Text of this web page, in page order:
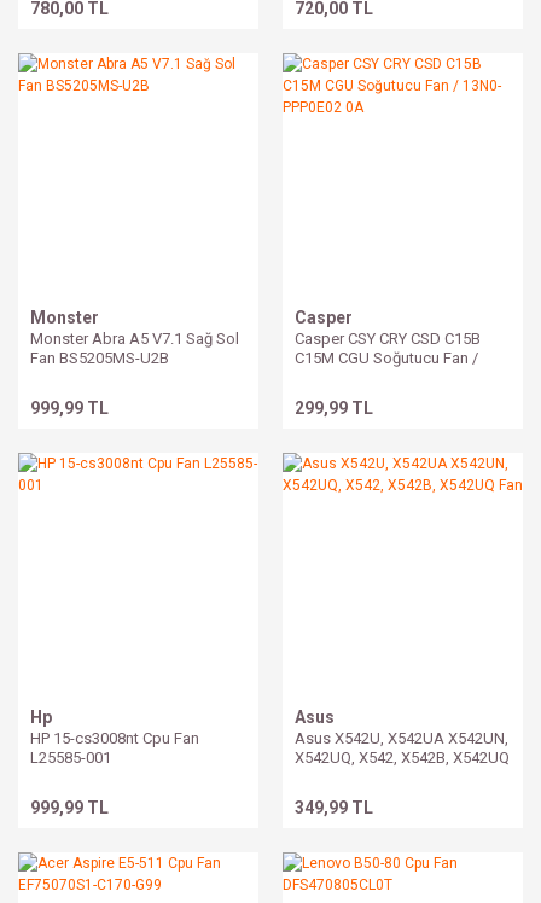
780,00 TL 720,00 TL
Monster
Monster Abra A5 V7.1 Sağ Sol
Fan BS5205MS-U2B
999,99 TL
Casper
Casper CSY CRY CSD C15B
C15M CGU Soğutucu Fan /
299,99 TL
Hp
HP 15-cs3008nt Cpu Fan
L25585-001
999,99 TL
Asus
Asus X542U, X542UA X542UN,
X542UQ, X542, X542B, X542UQ
349,99 TL